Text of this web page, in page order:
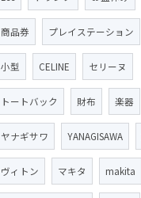
商品券 プレイステーション
小型 CELINE セリーヌ
トートバック 財布 楽器
ヤナギサワ YANAGISAWA
ヴィトン マキタ makita